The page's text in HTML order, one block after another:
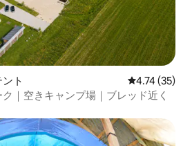
ト レビュー35
4.74 (35)
｜空きキャンプ場｜ブレッド近く